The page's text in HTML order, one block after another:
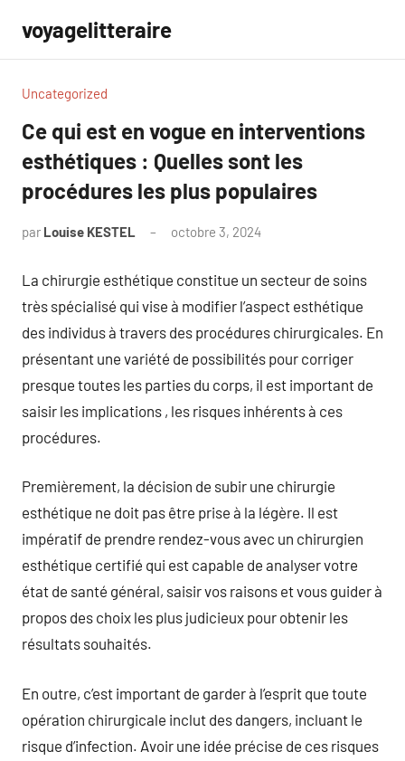
contenu
voyagelitteraire
Uncategorized
Ce qui est en vogue en interventions
esthétiques : Quelles sont les
procédures les plus populaires
par Louise KESTEL octobre 3, 2024
La chirurgie esthétique constitue un secteur de soins
très spécialisé qui vise à modifier l’aspect esthétique
des individus à travers des procédures chirurgicales. En
présentant une variété de possibilités pour corriger
presque toutes les parties du corps, il est important de
saisir les implications , les risques inhérents à ces
procédures.
Premièrement, la décision de subir une chirurgie
esthétique ne doit pas être prise à la légère. Il est
impératif de prendre rendez-vous avec un chirurgien
esthétique certifié qui est capable de analyser votre
état de santé général, saisir vos raisons et vous guider à
propos des choix les plus judicieux pour obtenir les
résultats souhaités.
En outre, c’est important de garder à l’esprit que toute
opération chirurgicale inclut des dangers, incluant le
risque d’infection. Avoir une idée précise de ces risques